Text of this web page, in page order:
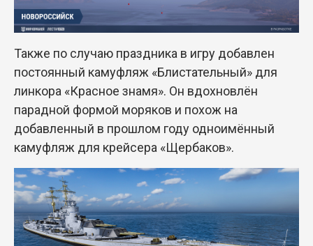
Также по случаю праздника в игру добавлен
постоянный камуфляж «Блистательный» для
линкора «Красное знамя». Он вдохновлён
парадной формой моряков и похож на
добавленный в прошлом году одноимённый
камуфляж для крейсера «Щербаков».